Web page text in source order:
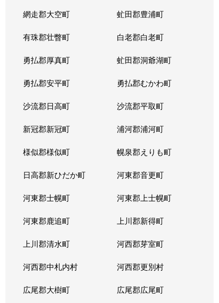
網走郡大空町 虻田郡豊浦町
有珠郡壮瞥町 白老郡白老町
勇払郡厚真町 虻田郡洞爺湖町
勇払郡安平町 勇払郡むかわ町
沙流郡日高町 沙流郡平取町
新冠郡新冠町 浦河郡浦河町
様似郡様似町 幌泉郡えりも町
日高郡新ひだか町 河東郡音更町
河東郡士幌町 河東郡上士幌町
河東郡鹿追町 上川郡新得町
上川郡清水町 河西郡芽室町
河西郡中札内村 河西郡更別村
広尾郡大樹町 広尾郡広尾町